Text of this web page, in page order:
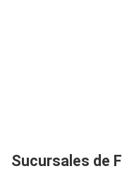
Sucursales de